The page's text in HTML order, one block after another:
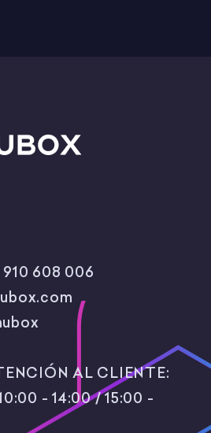
608 006
AL CLIENTE:
- 14:00 / 15:00 -